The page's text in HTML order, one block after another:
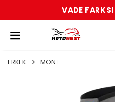
VADE
ERKEK MONT